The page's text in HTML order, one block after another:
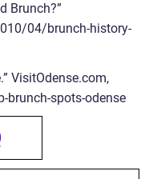
Brunch?”
04/brunch-history-
VisitOdense.com,
spots-odense